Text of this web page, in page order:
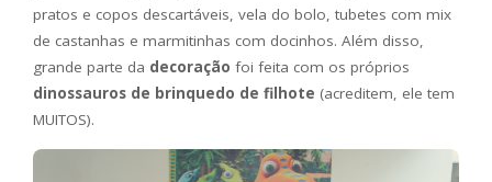
pratos e copos descartáveis, vela do bolo, tubetes com mix
de castanhas e marmitinhas com docinhos. Além disso,
grande parte da decoração foi feita com os próprios
dinossauros de brinquedo de filhote (acreditem, ele tem
MUITOS).